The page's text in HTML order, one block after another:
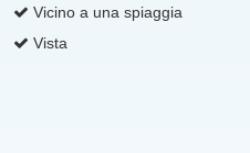
Vicino a una spiaggia
Vista